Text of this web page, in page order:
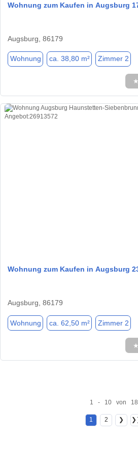
Wohnung zum Kaufen in Augsburg
Augsburg, 86179
Wohnung ca. 38,80 m² Zimmer 2
★
Wohnung zum Kaufen in Augsburg
Augsburg, 86179
Wohnung ca. 62,50 m² Zimmer 2
★
1 - 10 von 18
1 2 ❯